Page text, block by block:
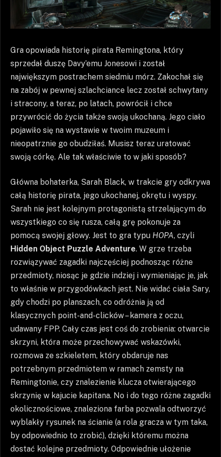
Gra opowiada historię pirata Remingtona, który
sprzedał duszę Davy’emu Jonesowi i został
największym postrachem siedmiu mórz. Zakochał się
na zabój w pewnej szlachciance lecz został schwytany
i stracony, a teraz, po latach, powrócił i chce
przywrócić do życia także swoją ukochaną. Jego ciało
pojawiło się na wystawie w twoim muzeum i
nieopatrznie go obudziłaś. Musisz teraz uratować
swoją córkę. Ale tak właściwie to w jaki sposób?
Główna bohaterka, Sarah Black, w trakcie gry odkrywa
całą historię pirata, jego ukochanej, okrętu i wyspy.
Sarah nie jest kolejnym protagonistą strzelającym do
wszystkiego co się rusza, całą grę pokonuje za
pomocą swojej głowy. Jest to gra typu HOPA, czyli
Hidden Object Puzzle Adventure. W grze trzeba
rozwiązywać zagadki najczęściej podnosząc różne
przedmioty, niosąc je gdzie indziej i wymieniając je, jak
to właśnie w przygodówkach jest. Nie widać ciała Sary,
gdy chodzi po planszach, co odróżnia ją od
klasycznych point-and-clicków – kamera z oczu,
udawany FPP. Cały czas jest coś do zrobienia: otwarcie
skrzyni, która może przechowywać wskazówki,
rozmowa ze szkieletem, który obdaruje nas
potrzebnym przedmiotem w ramach zemsty na
Remingtonie, czy znalezienie klucza otwierającego
skrzynię w kajucie kapitana. No i do tego różne zagadki
okolicznościowe, znaleziona farba pozwala odtworzyć
wyblakły rysunek na ścianie (a rola gracza w tym taka,
by odpowiednio to zrobić), dzięki któremu można
dostać kolejne przedmioty. Odpowiednie ułożenie